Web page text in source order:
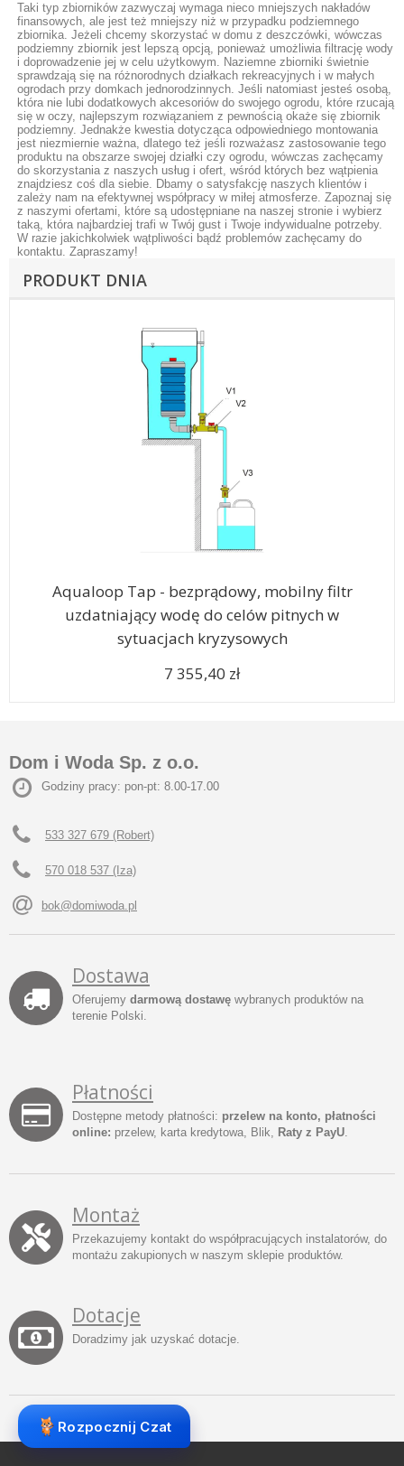
PRODUKT DNIA
Aqualoop Tap - bezprądowy, mobilny filtr
uzdatniający wodę do celów pitnych w
sytuacjach kryzysowych
7 355,40 zł
Taki typ zbiorników zazwyczaj wymaga nieco mniejszych nakładów
finansowych, ale jest też mniejszy niż w przypadku podziemnego
zbiornika. Jeżeli chcemy skorzystać w domu z deszczówki, wówczas
podziemny zbiornik jest lepszą opcją, ponieważ umożliwia filtrację wody
i doprowadzenie jej w celu użytkowym. Naziemne zbiorniki świetnie
sprawdzają się na różnorodnych działkach rekreacyjnych i w małych
ogrodach przy domkach jednorodzinnych. Jeśli natomiast jesteś osobą,
która nie lubi dodatkowych akcesoriów do swojego ogrodu, które rzucają
się w oczy, najlepszym rozwiązaniem z pewnością okaże się zbiornik
podziemny. Jednakże kwestia dotycząca odpowiedniego montowania
jest niezmiernie ważna, dlatego też jeśli rozważasz zastosowanie tego
produktu na obszarze swojej działki czy ogrodu, wówczas zachęcamy
do skorzystania z naszych usług i ofert, wśród których bez wątpienia
znajdziesz coś dla siebie. Dbamy o satysfakcję naszych klientów i
zależy nam na efektywnej współpracy w miłej atmosferze. Zapoznaj się
z naszymi ofertami, które są udostępniane na naszej stronie i wybierz
taką, która najbardziej trafi w Twój gust i Twoje indywidualne potrzeby.
W razie jakichkolwiek wątpliwości bądź problemów zachęcamy do
kontaktu. Zapraszamy!
Dom i Woda Sp. z o.o.
Godziny pracy: pon-pt: 8.00-17.00
533 327 679 (Robert)
570 018 537 (Iza)
bok@domiwoda.pl
Dostawa
Oferujemy darmową dostawę wybranych produktów na
terenie Polski.
Płatności
Dostępne metody płatności: przelew na konto, płatności
online: przelew, karta kredytowa, Blik, Raty z PayU.
Montaż
Przekazujemy kontakt do współpracujących instalatorów, do
montażu zakupionych w naszym sklepie produktów.
Dotacje
Doradzimy jak uzyskać dotacje.
Rozpocznij Czat